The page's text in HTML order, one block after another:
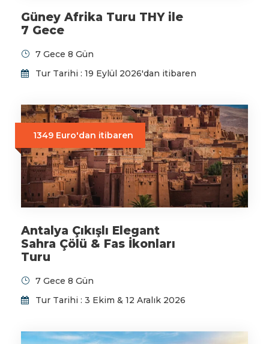
Güney Afrika Turu THY ile
7 Gece
7 Gece 8 Gün
Tur Tarihi : 19 Eylül 2026'dan itibaren
1349 Euro'dan itibaren
Antalya Çıkışlı Elegant
Sahra Çölü & Fas İkonları
Turu
7 Gece 8 Gün
Tur Tarihi : 3 Ekim & 12 Aralık 2026